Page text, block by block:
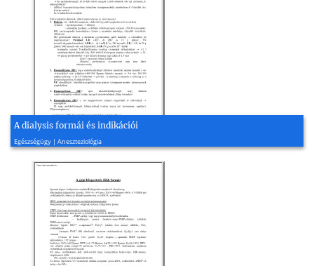
A dialysis formái és indikációi
Egészségügy | Aneszteziológia
2008, 2 oldal